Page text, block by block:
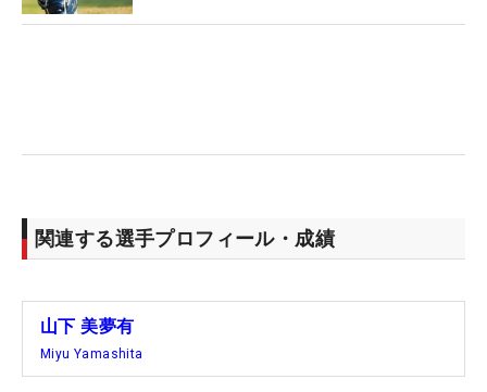
関連する選手プロフィール・成績
山下 美夢有
Miyu Yamashita